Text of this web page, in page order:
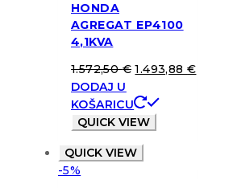
HONDA
AGREGAT EP4100
4,1KVA
1.572,50€ 1.493,88€
DODAJ U
KOŠARICU
QUICK VIEW
QUICK VIEW
-5%